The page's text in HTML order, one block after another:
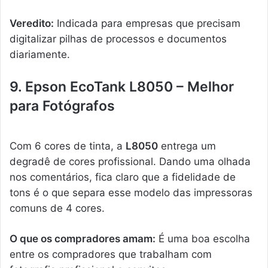
Veredito: Indicada para empresas que precisam
digitalizar pilhas de processos e documentos
diariamente.
9. Epson EcoTank L8050 – Melhor
para Fotógrafos
Com 6 cores de tinta, a L8050 entrega um
degradê de cores profissional. Dando uma olhada
nos comentários, fica claro que a fidelidade de
tons é o que separa esse modelo das impressoras
comuns de 4 cores.
O que os compradores amam: É uma boa escolha
entre os compradores que trabalham com